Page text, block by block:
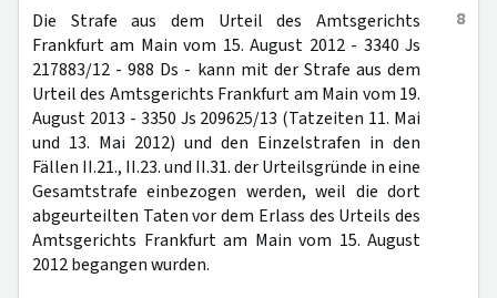
8
Die Strafe aus dem Urteil des Amtsgerichts
Frankfurt am Main vom 15. August 2012 - 3340 Js
217883/12 - 988 Ds - kann mit der Strafe aus dem
Urteil des Amtsgerichts Frankfurt am Main vom 19.
August 2013 - 3350 Js 209625/13 (Tatzeiten 11. Mai
und 13. Mai 2012) und den Einzelstrafen in den
Fällen II.21., II.23. und II.31. der Urteilsgründe in eine
Gesamtstrafe einbezogen werden, weil die dort
abgeurteilten Taten vor dem Erlass des Urteils des
Amtsgerichts Frankfurt am Main vom 15. August
2012 begangen wurden.